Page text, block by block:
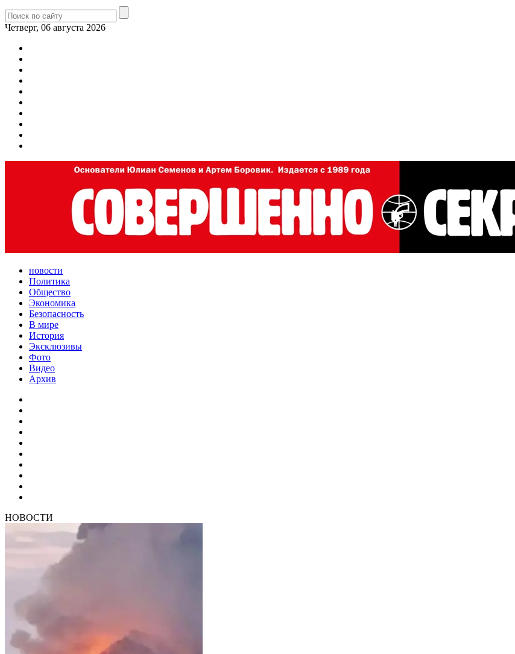
Четверг, 06 августа 2026
новости
Политика
Общество
Экономика
Безопасность
В мире
История
Эксклюзивы
Фото
Видео
Архив
НОВОСТИ